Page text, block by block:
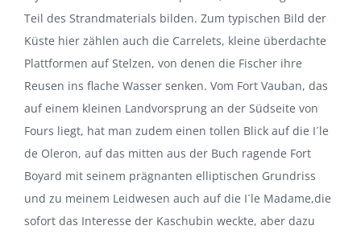
Teil des Strandmaterials bilden. Zum typischen Bild der
Küste hier zählen auch die Carrelets, kleine überdachte
Plattformen auf Stelzen, von denen die Fischer ihre
Reusen ins flache Wasser senken. Vom Fort Vauban, das
auf einem kleinen Landvorsprung an der Südseite von
Fours liegt, hat man zudem einen tollen Blick auf die I´le
de Oleron, auf das mitten aus der Buch ragende Fort
Boyard mit seinem prägnanten elliptischen Grundriss
und zu meinem Leidwesen auch auf die I´le Madame,die
sofort das Interesse der Kaschubin weckte, aber dazu